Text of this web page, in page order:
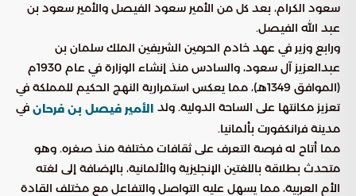
سعود الكرام، بعد كل من الأمير سعود الفيصل والأمير سعود بن
عبد الله الفيصل.
ورابع وزير في عهد خادم الحرمين الشريفين الملك سلمان بن
عبدالعزيز آل سعود، والسادس منذ إنشاء الوزارة في عام 1930م
(الموافق 1349هـ)، مما يعكس استمرارية النهج الحكيم للمملكة في
تعزيز مكانتها على الساحة الدولية. ولد الأمير فيصل بن فرحان في
مدينة فرانكفورت بألمانيا.
مما أتاح له فرصة التعرف على ثقافات مختلفة منذ صغره. وهو
متحدث بطلاقة باللغتين الإنجليزية والألمانية، بالإضافة إلى لغته
الأم العربية، مما يسهل عليه التواصل والتفاعل مع مختلف القادة